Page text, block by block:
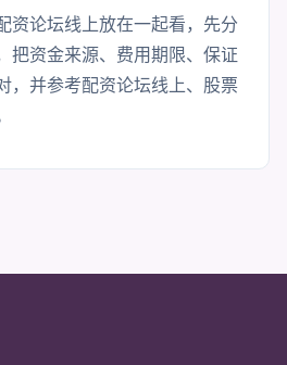
资论坛线上放在一起看，先分
把资金来源、费用期限、保证
，并参考配资论坛线上、股票